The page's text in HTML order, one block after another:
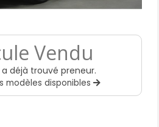
Vendu
déjà trouvé preneur.
modèles disponibles